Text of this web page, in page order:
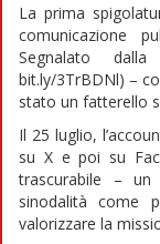
La prima
comunicazione
Segnalato
bit.ly/3TrBDNl) –
stato un fatterello
Il 25 luglio,
su X e poi su
trascurabile – un
sinodalità come
valorizzare la